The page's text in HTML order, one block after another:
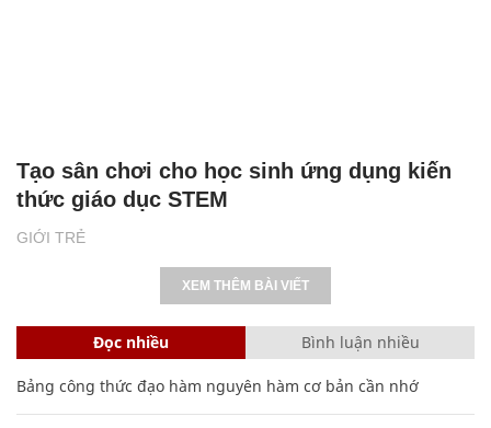
GIỚI TRẺ
Tạo sân chơi cho học sinh ứng dụng kiến
thức giáo dục STEM
XEM THÊM BÀI VIẾT
Đọc nhiều Bình luận nhiều
Bảng công thức đạo hàm nguyên hàm cơ bản cần nhớ